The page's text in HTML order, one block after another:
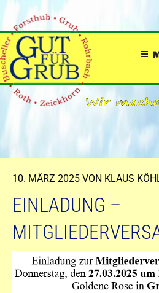
Zum
Inhalt
springen
VERÖFFENTLICHT
10. MÄRZ 2025 VON KLAUS
EINLADUNG –